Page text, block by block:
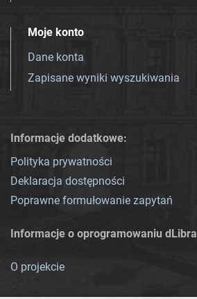
Moje konto
Dane konta
Zapisane wyniki wyszukiwania
Informacje dodatkowe:
Polityka prywatności
Deklaracja dostępności
Poprawne formułowanie zapytań
Informacje o oprogramowaniu dLibra
O projekcie